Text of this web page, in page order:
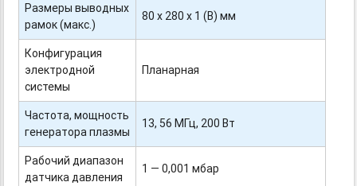
Размеры выводных
рамок (макс.)
80 х 280 х 1 (В) мм
Конфигурация
электродной
системы
Планарная
Частота, мощность
генератора плазмы
13, 56 МГц, 200 Вт
Рабочий диапазон
датчика давления
1 — 0,001 мбар